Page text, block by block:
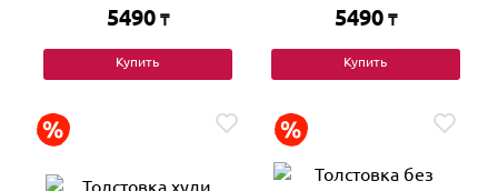
5490 ₸
Купить
5490 ₸
Купить